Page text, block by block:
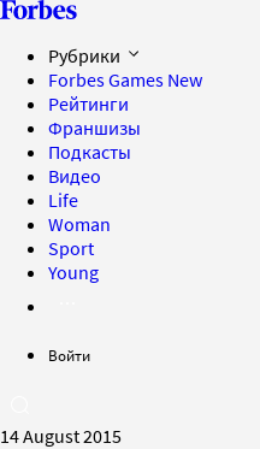
Рубрики
Forbes Games New
Рейтинги
Франшизы
Подкасты
Видео
Life
Woman
Sport
Young
Войти
14 August 2015